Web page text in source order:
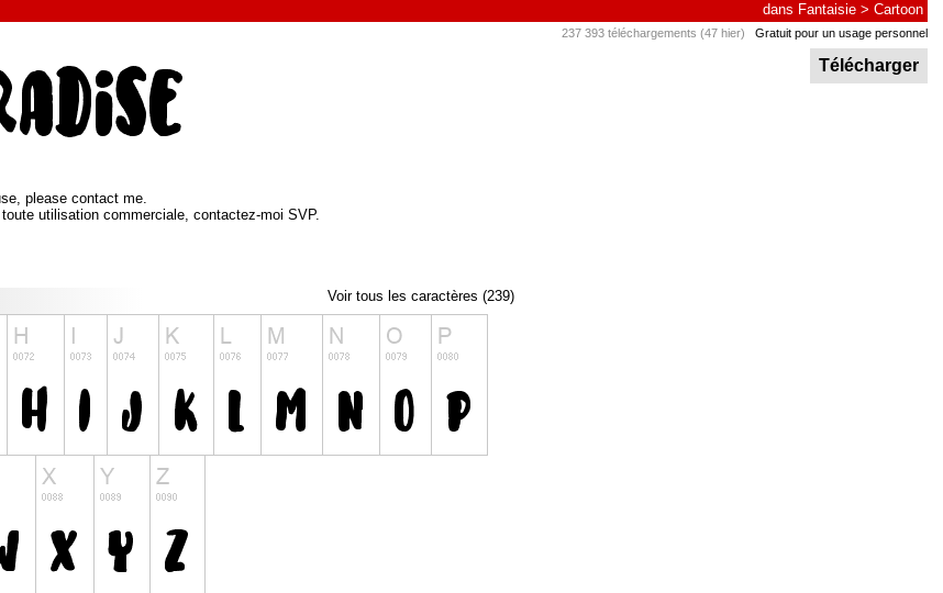
dans Fantaisie > Cartoon
237 393 téléchargements (47 hier) Gratuit pour un usage personnel
Télécharger
please contact me.
utilisation commerciale, contactez-moi SVP.
Voir tous les caractères (239)